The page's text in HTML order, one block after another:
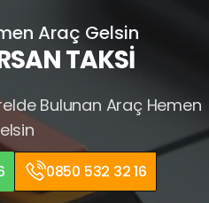
Araç Gelsin
TAKSİ
Bulunan Araç Hemen
0850 532 32 16